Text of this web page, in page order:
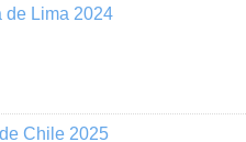
de Lima 2024
Chile 2025